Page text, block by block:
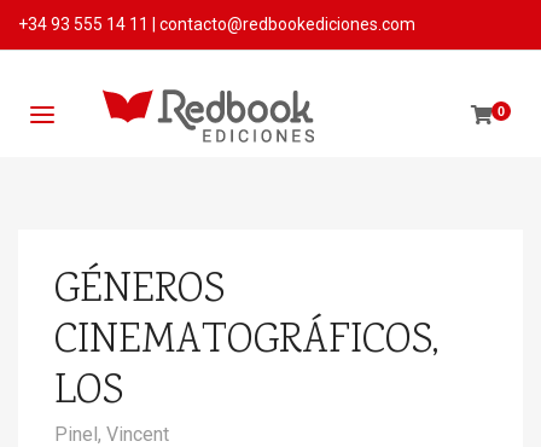
+34 93 555 14 11 contacto@redbookediciones.com
0
GÉNEROS
CINEMATOGRÁFICOS,
LOS
Pinel, Vincent